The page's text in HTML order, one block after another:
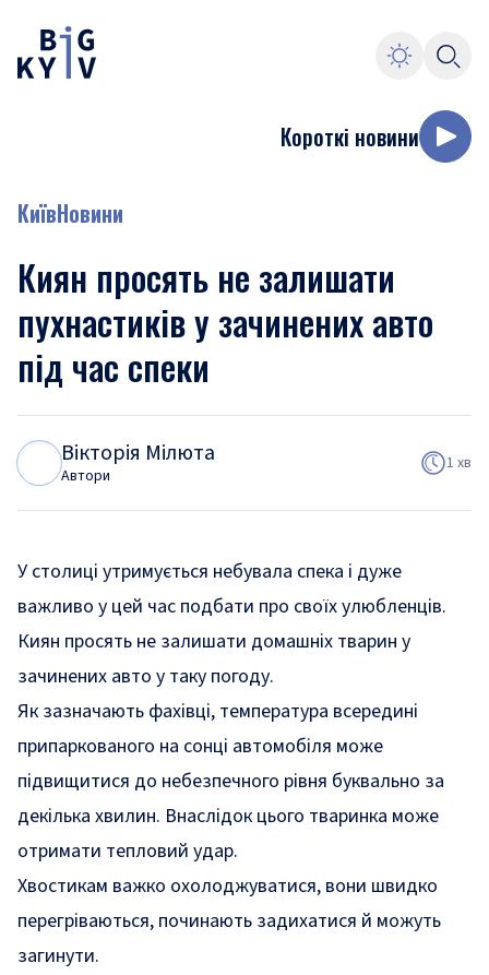
Короткі новини
КиївНовини
Киян просять не залишати
пухнастиків у зачинених авто
під час спеки
Вікторія Мілюта
Автори
1 хв
У столиці утримується небувала спека і дуже
важливо у цей час подбати про своїх улюбленців.
Киян просять не залишати домашніх тварин у
зачинених авто у таку погоду.
Як зазначають фахівці, температура всередині
припаркованого на сонці автомобіля може
підвищитися до небезпечного рівня буквально за
декілька хвилин. Внаслідок цього тваринка може
отримати тепловий удар.
Хвостикам важко охолоджуватися, вони швидко
перегріваються, починають задихатися й можуть
загинути.